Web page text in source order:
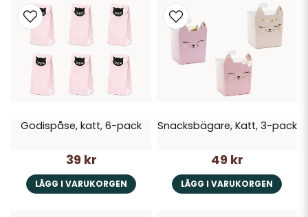
Godispåse, katt, 6-pack
39 kr
LÄGG I VARUKORGEN
Snacksbägare, Katt, 3-pack
49 kr
LÄGG I VARUKORGEN